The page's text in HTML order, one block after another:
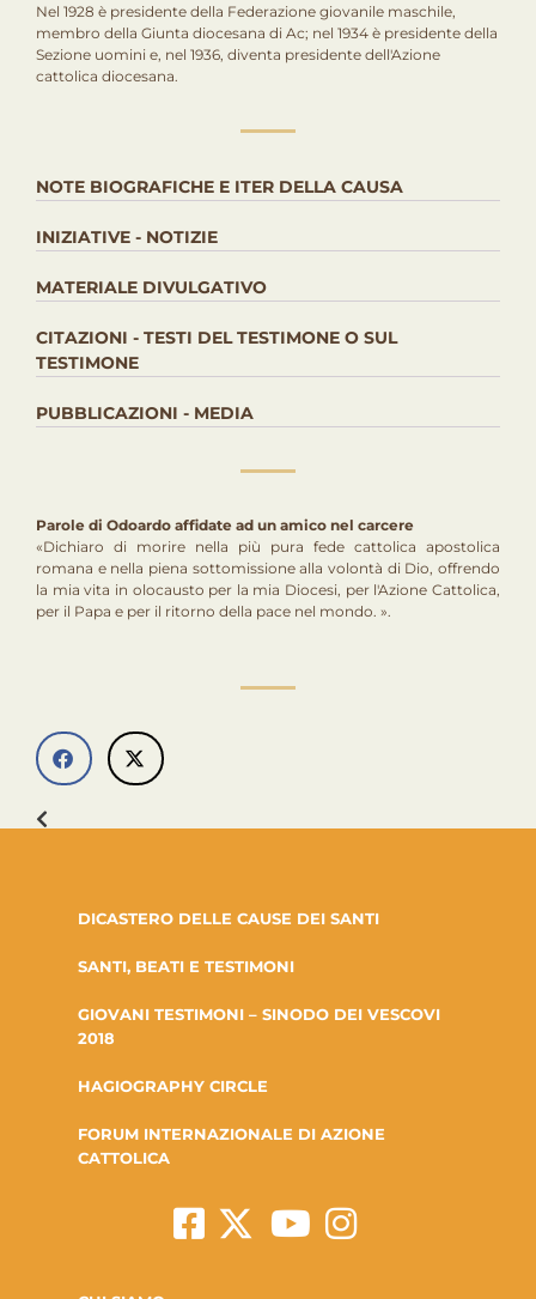
Nel 1928 è presidente della Federazione giovanile maschile,
membro della Giunta diocesana di Ac; nel 1934 è presidente della
Sezione uomini e, nel 1936, diventa presidente dell'Azione
cattolica diocesana.
NOTE BIOGRAFICHE E ITER DELLA CAUSA
INIZIATIVE - NOTIZIE
MATERIALE DIVULGATIVO
CITAZIONI - TESTI DEL TESTIMONE O SUL
TESTIMONE
PUBBLICAZIONI - MEDIA
Parole di Odoardo affidate ad un amico nel carcere
«Dichiaro di morire nella più pura fede cattolica apostolica
romana e nella piena sottomissione alla volontà di Dio, offrendo
la mia vita in olocausto per la mia Diocesi, per l'Azione Cattolica,
per il Papa e per il ritorno della pace nel mondo. ».
DICASTERO DELLE CAUSE DEI SANTI
SANTI, BEATI E TESTIMONI
GIOVANI TESTIMONI – SINODO DEI VESCOVI
2018
HAGIOGRAPHY CIRCLE
FORUM INTERNAZIONALE DI AZIONE
CATTOLICA